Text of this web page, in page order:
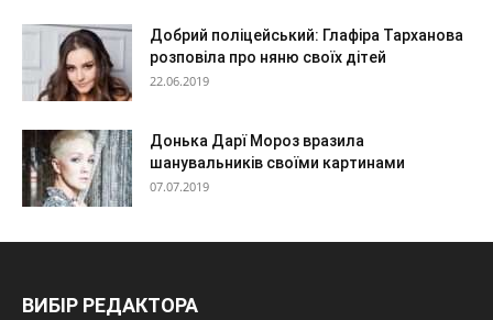
Добрий поліцейський: Глафіра Тарханова
розповіла про няню своїх дітей
22.06.2019
Донька Дарї Мороз вразила
шанувальників своїми картинами
07.07.2019
ВИБІР РЕДАКТОРА